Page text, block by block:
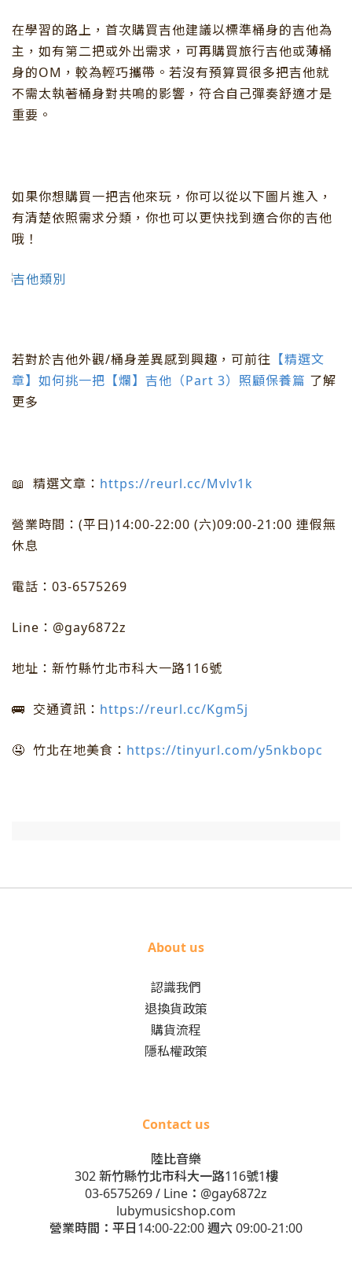
在學習的路上，首次購買吉他建議以標準桶身的吉他為
主，如有第二把或外出需求，可再購買旅行吉他或薄桶
身的OM，較為輕巧攜帶。若沒有預算買很多把吉他就
不需太執著桶身對共鳴的影響，符合自己彈奏舒適才是
重要。
如果你想購買一把吉他來玩，你可以從以下圖片進入，
有清楚依照需求分類，你也可以更快找到適合你的吉他
哦！
若對於吉他外觀/桶身差異感到興趣，可前往 【精選文
章】如何挑一把【爛】吉他（Part 3）照顧保養篇 了解
更多
📖 精選文章： https://reurl.cc/Mvlv1k
營業時間：(平日)14:00-22:00 (六)09:00-21:00 連假無
休息
電話：03-6575269
Line：@gay6872z
地址：新竹縣竹北市科大一路116號
🚌 交通資訊： https://reurl.cc/Kgm5j
🤤 竹北在地美食： https://tinyurl.com/y5nkbopc
About us
認識我們
退換貨政策
購貨流程
隱私權政策
Contact us
陸比音樂
302 新竹縣竹北市科大一路116號1樓
03-6575269/ Line： @gay6872z
lubymusicshop.com
營業時間：平日14:00-22:00 週六 09:00-21:00